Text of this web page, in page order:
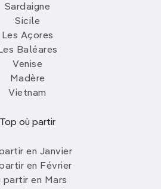
Sardaigne
Sicile
Les Açores
Les Baléares
Venise
Madère
Vietnam
Top où partir
en Janvier
en Février
partir en Mars